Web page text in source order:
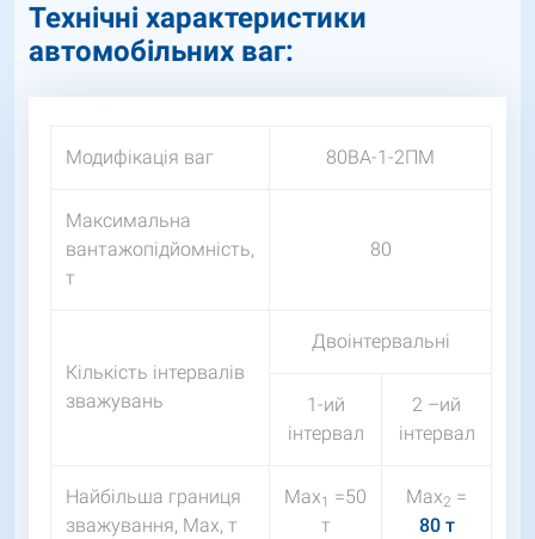
Технічні характеристики
автомобільних ваг:
Модифікація ваг 80ВА-1-2ПМ
Максимальна
вантажопідйомність,
т
80
Кількість інтервалів
зважувань
Двоінтервальні
1-ий
інтервал
2 –ий
інтервал
Найбільша границя
зважування, Мах, т
Мах1 =50
т
Мах2 =
80 т